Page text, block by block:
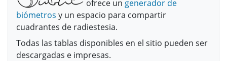
ofrece un generador de
biómetros y un espacio para compartir
cuadrantes de radiestesia.
Todas las tablas disponibles en el sitio pueden ser
descargadas e impresas.